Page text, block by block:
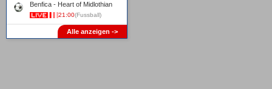
Benfica - Heart of Midlothian
21:00(Fussball)
Alle anzeigen ->